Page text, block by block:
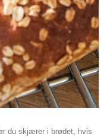
du skjærer i brødet, hvis